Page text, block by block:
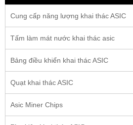
Cung cấp năng lượng khai thác ASIC
Tấm làm mát nước khai thác asic
Bảng điều khiển khai thác ASIC
Quạt khai thác ASIC
Asic Miner Chips